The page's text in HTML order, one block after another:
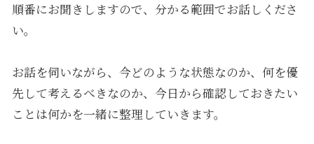
順番にお聞きしますので、分かる範囲でお話しくださ
い。
お話を伺いながら、今どのような状態なのか、何を優
先して考えるべきなのか、今日から確認しておきたい
ことは何かを一緒に整理していきます。